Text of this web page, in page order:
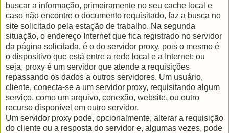
buscar a informação, primeiramente no seu cache local e
caso não encontre o documento requisitado, faz a busca no
site solicitado pela estação de trabalho. Na segunda
situação, o endereço Internet que fica registrado no servidor
da página solicitada, é o do servidor proxy, pois o mesmo é
o dispositivo que está entre a rede local e a Internet; ou
seja, proxy é um servidor que atende a requisições
repassando os dados a outros servidores. Um usuário,
cliente, conecta-se a um servidor proxy, requisitando algum
serviço, como um arquivo, conexão, website, ou outro
recurso disponível em outro servidor.
Um servidor proxy pode, opcionalmente, alterar a requisição
do cliente ou a resposta do servidor e, algumas vezes, pode